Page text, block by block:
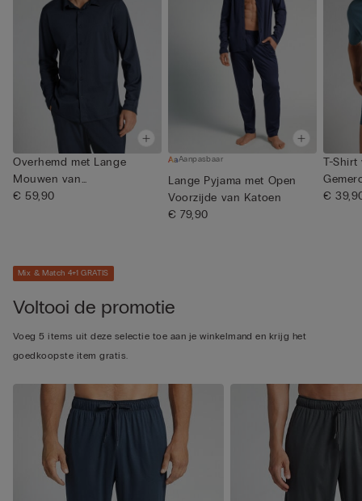
Overhemd met Lange
Mouwen van
Gemerceriseerd Katoe...
€ 59,90
Aanpasbaar
Lange Pyjama met Open
Voorzijde van Katoen
€ 79,90
T-
...
€
Mix & Match 4+1 GRATIS
Voltooi de promotie
Voeg 5 items uit deze selectie toe aan je winkelmand en krijg het
goedkoopste item gratis.